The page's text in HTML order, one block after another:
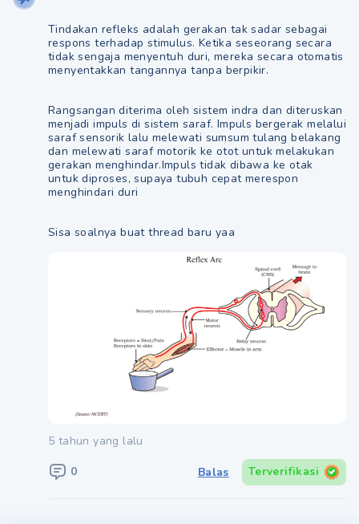
Tindakan refleks adalah gerakan tak sadar sebagai
respons terhadap stimulus. Ketika seseorang secara
tidak sengaja menyentuh duri, mereka secara otomatis
menyentakkan tangannya tanpa berpikir.
Rangsangan diterima oleh sistem indra dan diteruskan
menjadi impuls di sistem saraf. Impuls bergerak melalui
saraf sensorik lalu melewati sumsum tulang belakang
dan melewati saraf motorik ke otot untuk melakukan
gerakan menghindar.Impuls tidak dibawa ke otak
untuk diproses, supaya tubuh cepat merespon
menghindari duri
Sisa soalnya buat thread baru yaa
5 tahun yang lalu
0 Balas Terverifikasi